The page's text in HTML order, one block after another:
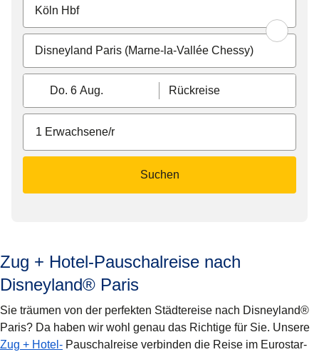
Do. 6 Aug. Rückreise
1 Erwachsene/r
Suchen
Zug + Hotel-Pauschalreise nach
Disneyland® Paris
Sie träumen von der perfekten Städtereise nach Disneyland®
Paris? Da haben wir wohl genau das Richtige für Sie. Unsere
Zug + Hotel- Pauschalreise verbinden die Reise im Eurostar-